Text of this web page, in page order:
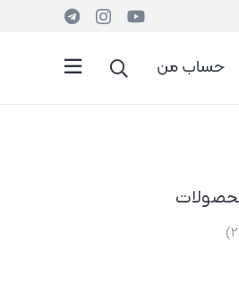
حساب من